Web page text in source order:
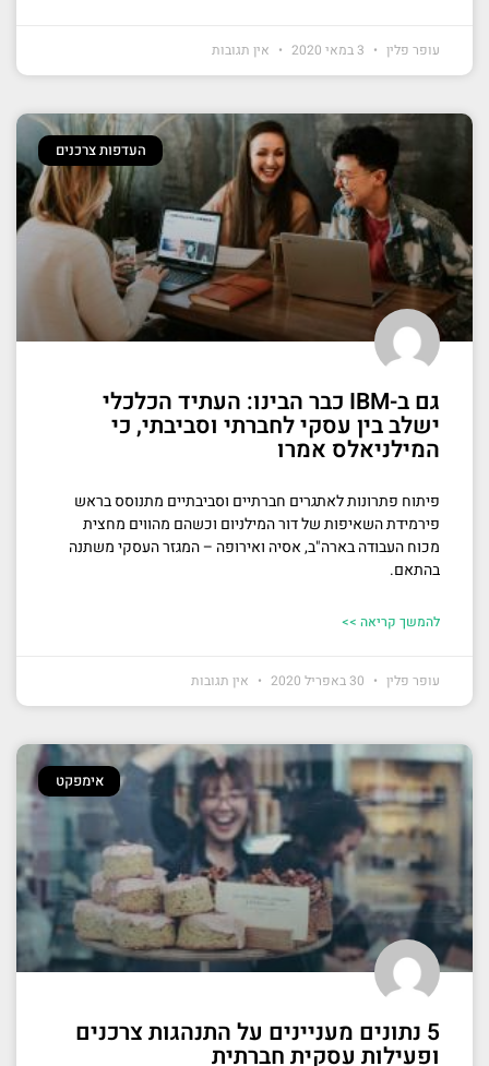
עופר פלין אין תגובות
העדפות צרכנים
גם ב-IBM כבר הבינו: העתיד הכלכלי
ישלב בין עסקי לחברתי וסביבתי, כי
המילניאלס אמרו
פיתוח פתרונות לאתגרים חברתיים וסביבתיים מתנוסס בראש
פירמידת השאיפות של דור המילניום וכשהם מהווים מחצית
מכוח העבודה בארה"ב, אסיה ואירופה – המגזר העסקי משתנה
בהתאם.
להמשך קריאה >>
עופר פלין אין תגובות
אימפקט
5 נתונים מעניינים על התנהגות צרכנים
ופעילות עסקית חברתית